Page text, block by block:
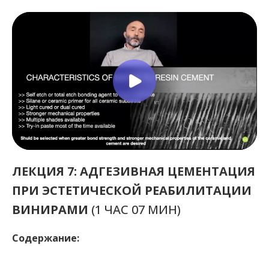
ЛЕКЦИЯ 7: АДГЕЗИВНАЯ ЦЕМЕНТАЦИЯ
ПРИ ЭСТЕТИЧЕСКОЙ РЕАБИЛИТАЦИИ
ВИНИРАМИ (1 ЧАС 07 МИН)
Содержание: